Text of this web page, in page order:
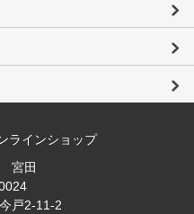
ラインショップ
宮田
戸2-11-2